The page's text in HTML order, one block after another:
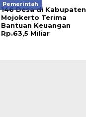
Pemerintah
146 Desa di Kabupaten
Mojokerto Terima
Bantuan Keuangan
Rp.63,5 Miliar